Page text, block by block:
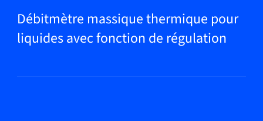
Applications
Débitmètre massique thermique pour
liquides avec fonction de régulation